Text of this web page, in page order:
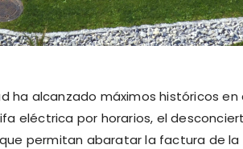
ha alcanzado máximos históricos
eléctrica por horarios, el
permitan abaratar la factura de